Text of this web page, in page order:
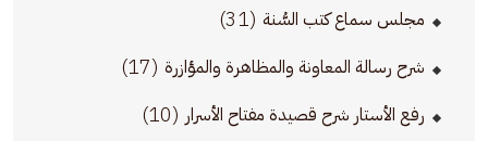
مجلس سماع كتب السُّنة (31)
شرح رسالة المعاونة والمظاهرة والمؤازرة (17)
رفع الأستار شرح قصيدة مفتاح الأسرار (10)